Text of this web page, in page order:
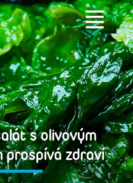
s olivovým
prospívá zdraví